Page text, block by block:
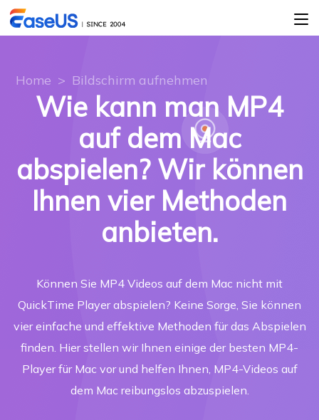
Home > Bildschirm aufnehmen
Wie kann man MP4
auf dem Mac
abspielen? Wir können
Ihnen vier Methoden
anbieten.
Können Sie MP4 Videos auf dem Mac nicht mit
QuickTime Player abspielen? Keine Sorge, Sie können
vier einfache und effektive Methoden für das Abspielen
finden. Hier stellen wir Ihnen einige der besten MP4-
Player für Mac vor und helfen Ihnen, MP4-Videos auf
dem Mac reibungslos abzuspielen.